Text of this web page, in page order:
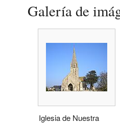
Galería de
Iglesia de Nuestra